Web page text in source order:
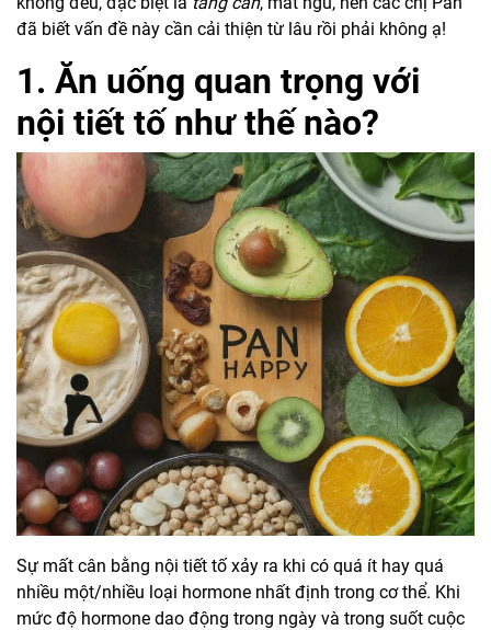
đã biết vấn đề này cần cải thiện từ lâu rồi phải không ạ!
1. Ăn uống quan trọng với
nội tiết tố như thế nào?
Sự mất cân bằng nội tiết tố xảy ra khi có quá ít hay quá
nhiều một/nhiều loại hormone nhất định trong cơ thể. Khi
mức độ hormone dao động trong ngày và trong suốt cuộc